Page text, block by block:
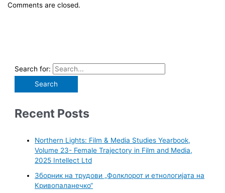
Comments are closed.
Search for:
Recent Posts
Northern Lights: Film & Media Studies Yearbook,
Volume 23- Female Trajectory in Film and Media,
2025 Intellect Ltd
Зборник на трудови „Фолклорот и етнологијата на
Кривопаланечко“